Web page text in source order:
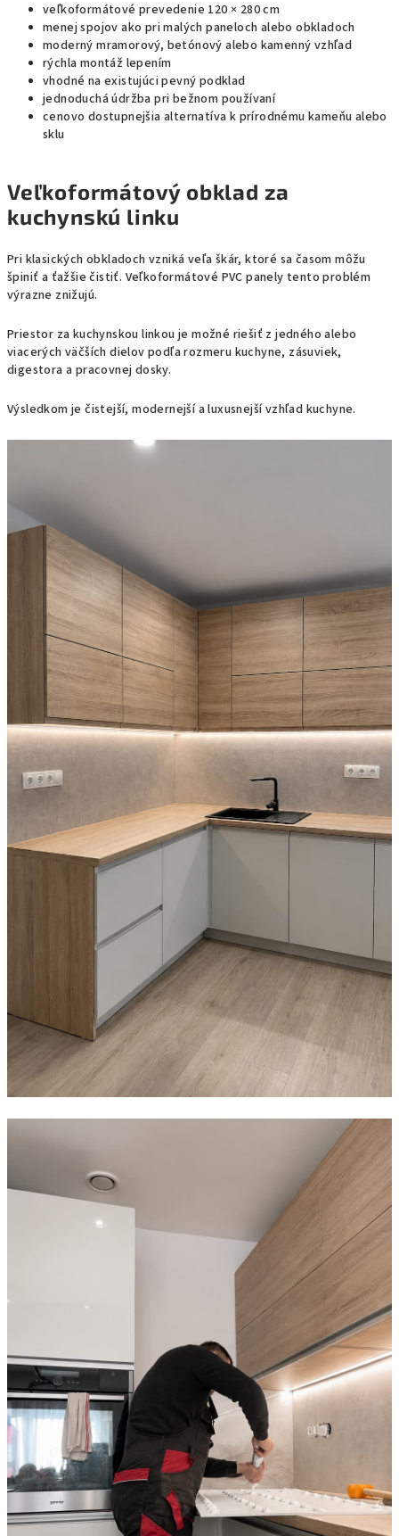
veľkoformátové prevedenie 120 × 280 cm
menej spojov ako pri malých paneloch alebo obkladoch
moderný mramorový, betónový alebo kamenný vzhľad
rýchla montáž lepením
vhodné na existujúci pevný podklad
jednoduchá údržba pri bežnom používaní
cenovo dostupnejšia alternatíva k prírodnému kameňu alebo
sklu
Veľkoformátový obklad za
kuchynskú linku
Pri klasických obkladoch vzniká veľa škár, ktoré sa časom môžu
špiniť a ťažšie čistiť. Veľkoformátové PVC panely tento problém
výrazne znižujú.
Priestor za kuchynskou linkou je možné riešiť z jedného alebo
viacerých väčších dielov podľa rozmeru kuchyne, zásuviek,
digestora a pracovnej dosky.
Výsledkom je čistejší, modernejší a luxusnejší vzhľad kuchyne.